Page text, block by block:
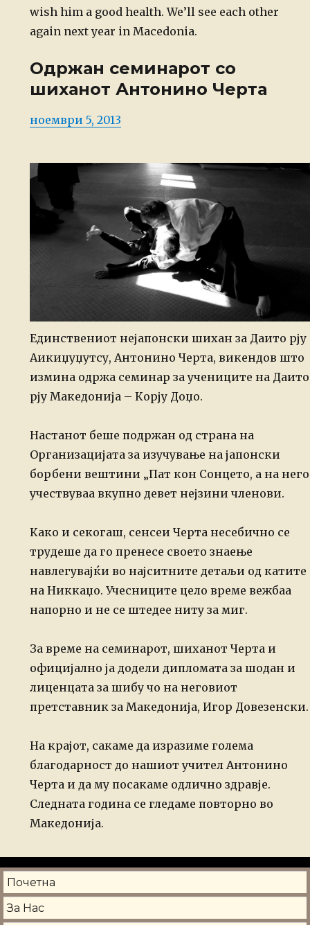
wish him a good health. We’ll see each other
again next year in Macedonia.
Одржан семинарот со
шиханот Антонино Черта
Posted
ноември 5, 2013
Единствениот нејапонски шихан за Даито рју
Аикиџуџутсу, Антонино Черта, викендов што
измина одржа семинар за учениците на Даито
рју Македонија – Корју Доџо.
Настанот беше подржан од страна на
Организацијата за изучување на јапонски
борбени вештини „Пат кон Сонцето, а на него
учествуваа вкупно девет нејзини членови.
Како и секогаш, сенсеи Черта несебично се
трудеше да го пренесе своето знаење
навлегувајќи во најситните детаљи од катите
на Никкаџо. Учесниците цело време вежбаа
напорно и не се штедее ниту за миг.
За време на семинарот, шиханот Черта и
официјално ја додели дипломата за шодан и
лиценцата за шибу чо на неговиот
претставник за Македонија, Игор Довезенски.
На крајот, сакаме да изразиме голема
благодарност до нашиот учител Антонино
Черта и да му посакаме одлично здравје.
Следната година се гледаме повторно во
Македонија.
Почетна
За Нас